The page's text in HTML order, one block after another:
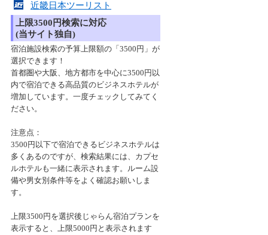
近畿日本ツーリスト
上限3500円検索に対応
(当サイト独自)
宿泊施設検索の予算上限額の「3500円」が
選択できます！
首都圏や大阪、地方都市を中心に3500円以
内で宿泊できる高品質のビジネスホテルが
増加しています。一度チェックしてみてく
ださい。
注意点：
3500円以下で宿泊できるビジネスホテルは
多くあるのですが、検索結果には、カプセ
ルホテルも一緒に表示されます。ルーム設
備や男女別条件等をよく確認お願いしま
す。
上限3500円を選択後じゃらん宿泊プランを
表示すると、上限5000円と表示されます